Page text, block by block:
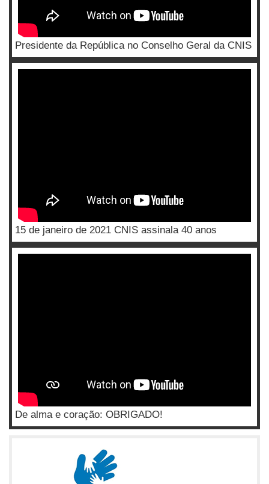
Presidente da República no Conselho Geral da CNIS
15 de janeiro de 2021 CNIS assinala 40 anos
De alma e coração: OBRIGADO!